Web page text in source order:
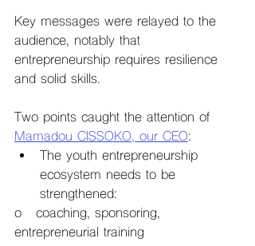
Key messages were relayed to the
audience, notably that
entrepreneurship requires resilience
and solid skills.
Two points caught the attention of
Mamadou CISSOKO, our CEO:
The youth entrepreneurship
ecosystem needs to be
strengthened:
o   coaching, sponsoring,
entrepreneurial training